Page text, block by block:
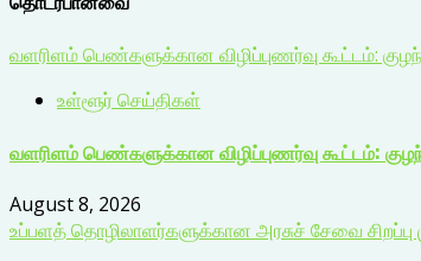
வளரிளம் பெண்களுக்கான விழிப்புணர்வு கூட்டம்:
உள்ளூர் செய்திகள்
வளரிளம் பெண்களுக்கான விழிப்புணர்வு கூட்டம்:
August 8, 2026
உப்பளத் தொழிலாளர்களுக்கான அரசுச் சேவை